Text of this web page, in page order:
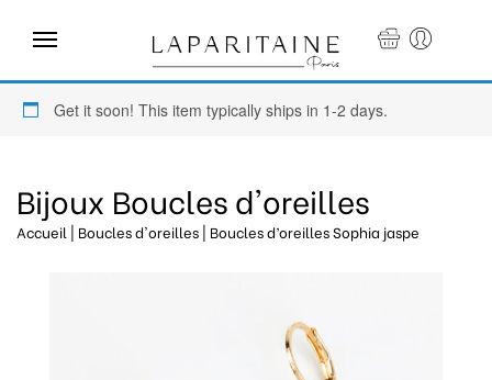
×
Get it soon! This item typically ships in 1-2 days.
Bijoux Boucles d'oreilles
Accueil | Boucles d'oreilles | Boucles d’oreilles Sophia jaspe